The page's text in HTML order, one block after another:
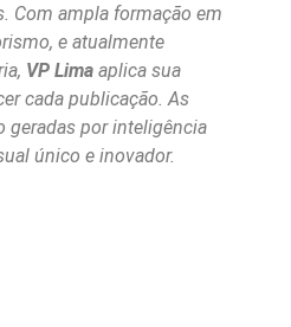
Com ampla formação em
e atualmente
VP Lima aplica sua
cada publicação. As
geradas por inteligência
único e inovador.